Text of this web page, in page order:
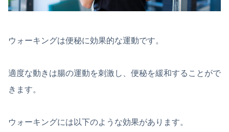
ウォーキングは便秘に効果的な運動です。
適度な動きは腸の運動を刺激し、便秘を緩和することがで
きます。
ウォーキングには以下のような効果があります。